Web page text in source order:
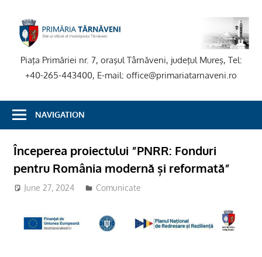
content
Piaţa Primăriei nr. 7, oraşul Târnăveni, judeţul Mureş, Tel:
+40-265-443400, E-mail: office@primariatarnaveni.ro
NAVIGATION
Începerea proiectului ”PNRR: Fonduri
pentru România modernă și reformată”
June 27, 2024 adm-mmm
Comunicate